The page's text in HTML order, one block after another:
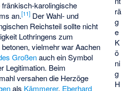
rä
g
e
K
ö
ni
g
H
karolingische
an.[11] Der Wahl- und
Reichsteil sollte nicht
Lothringens zum
vielmehr war Aachen
Großenauch ein Symbol
Legitimation. Beim
versahen die Herzöge
als Kämmerer, Eberhard